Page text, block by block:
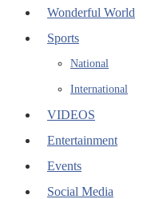
Wonderful World
Sports
National
International
VIDEOS
Entertainment
Events
Social Media